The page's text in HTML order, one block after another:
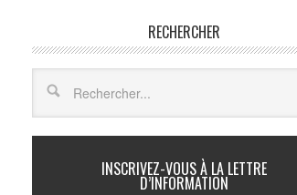
RECHERCHER
INSCRIVEZ-VOUS À LA LETTRE
D’INFORMATION